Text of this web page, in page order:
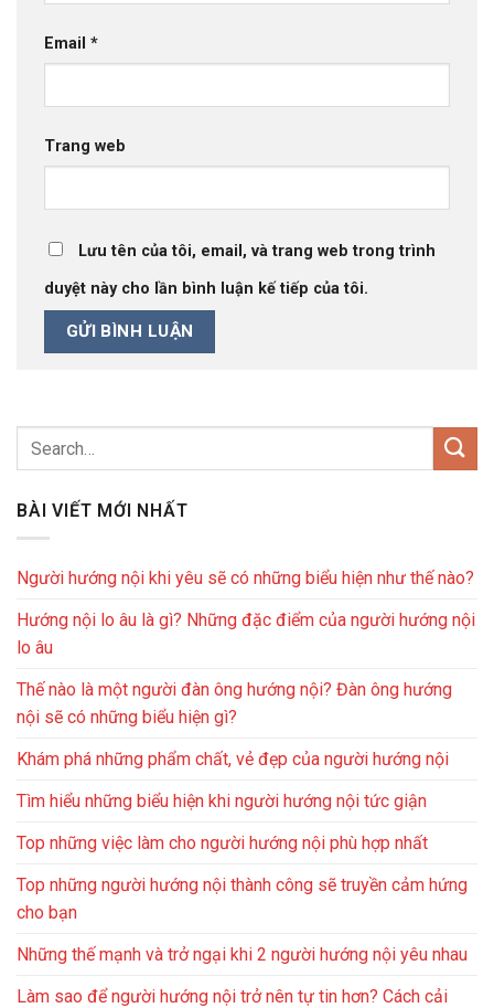
Email *
Trang web
Lưu tên của tôi, email, và trang web trong trình
duyệt này cho lần bình luận kế tiếp của tôi.
BÀI VIẾT MỚI NHẤT
Người hướng nội khi yêu sẽ có những biểu hiện như thế nào?
Hướng nội lo âu là gì? Những đặc điểm của người hướng nội
lo âu
Thế nào là một người đàn ông hướng nội? Đàn ông hướng
nội sẽ có những biểu hiện gì?
Khám phá những phẩm chất, vẻ đẹp của người hướng nội
Tìm hiểu những biểu hiện khi người hướng nội tức giận
Top những việc làm cho người hướng nội phù hợp nhất
Top những người hướng nội thành công sẽ truyền cảm hứng
cho bạn
Những thế mạnh và trở ngại khi 2 người hướng nội yêu nhau
Làm sao để người hướng nội trở nên tự tin hơn? Cách cải